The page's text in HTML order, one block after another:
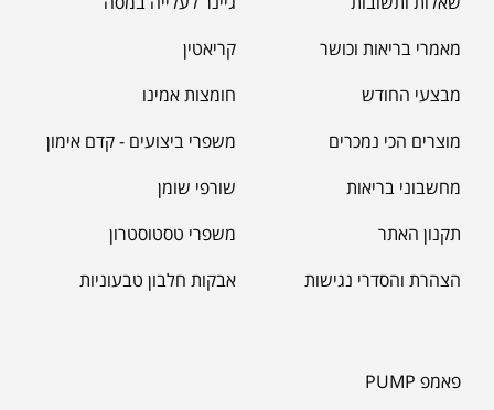
מאמרי בריאות וכושר
מבצעי החודש
מוצרים הכי נמכרים
מחשבוני בריאות
תקנון האתר
הצהרת והסדרי נגישות
קריאטין
חומצות אמינו
משפרי ביצועים - קדם אימון
שורפי שומן
משפרי טסטוסטרון
אבקות חלבון טבעוניות
פאמפ PUMP